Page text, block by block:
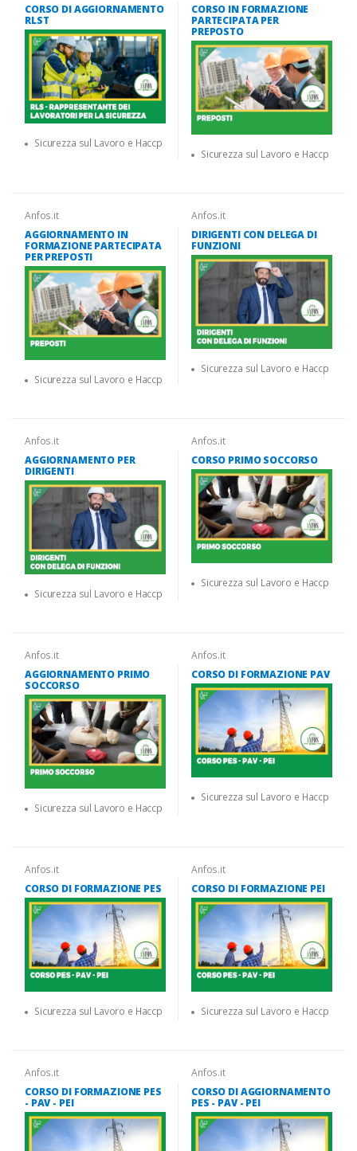
CORSO DI AGGIORNAMENTO
RLST
Sicurezza sul Lavoro e Haccp
CORSO IN FORMAZIONE
PARTECIPATA PER
PREPOSTO
Sicurezza sul Lavoro e Haccp
Anfos.it
AGGIORNAMENTO IN
FORMAZIONE PARTECIPATA
PER PREPOSTI
Sicurezza sul Lavoro e Haccp
Anfos.it
DIRIGENTI CON DELEGA DI
FUNZIONI
Sicurezza sul Lavoro e Haccp
Anfos.it
AGGIORNAMENTO PER
DIRIGENTI
Sicurezza sul Lavoro e Haccp
Anfos.it
CORSO PRIMO SOCCORSO
Sicurezza sul Lavoro e Haccp
Anfos.it
AGGIORNAMENTO PRIMO
SOCCORSO
Sicurezza sul Lavoro e Haccp
Anfos.it
CORSO DI FORMAZIONE PAV
Sicurezza sul Lavoro e Haccp
Anfos.it
CORSO DI FORMAZIONE PES
Sicurezza sul Lavoro e Haccp
Anfos.it
CORSO DI FORMAZIONE PEI
Sicurezza sul Lavoro e Haccp
Anfos.it
CORSO DI FORMAZIONE PES
- PAV - PEI
Anfos.it
CORSO DI AGGIORNAMENTO
PES - PAV - PEI